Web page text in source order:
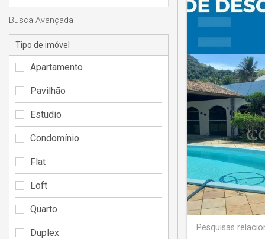
Pesquisas
Busca Avançada
Tipo de imóvel
Apartamento
Pavilhão
Estudio
Condomínio
Flat
Loft
Quarto
Duplex